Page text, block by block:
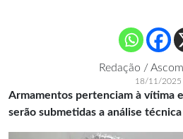
Redação / Ascom
18/11/2025
Armamentos pertenciam à vítima
serão submetidas a análise técnica